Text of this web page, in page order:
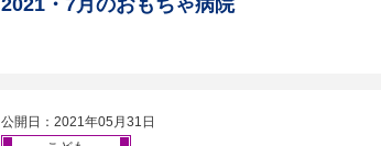
2021・7月のおもちゃ病院
公開日：2021年05月31日